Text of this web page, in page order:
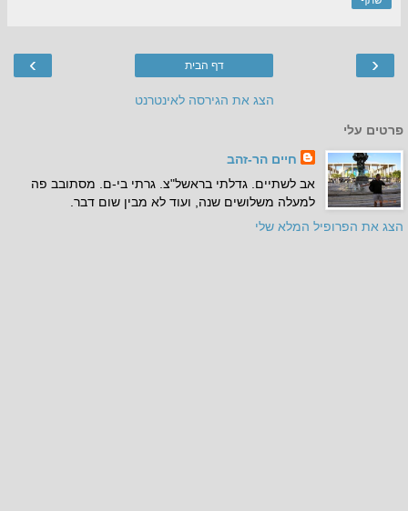
‹
› דף הבית
הצג את הגירסה לאינטרנט
פרטים עלי
חיים הר-זהב
אב לשתיים. גדלתי בראשל"צ. גרתי בי-ם. מסתובב פה
למעלה משלושים שנה, ועוד לא מבין שום דבר.
הצג את הפרופיל המלא שלי